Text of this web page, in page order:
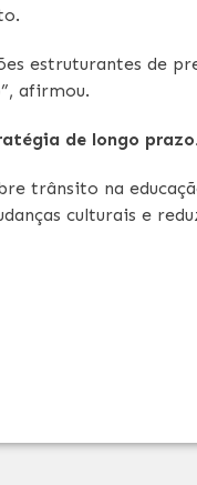
estruturantes de
afirmou.
de longo prazo.
trânsito na
culturais e